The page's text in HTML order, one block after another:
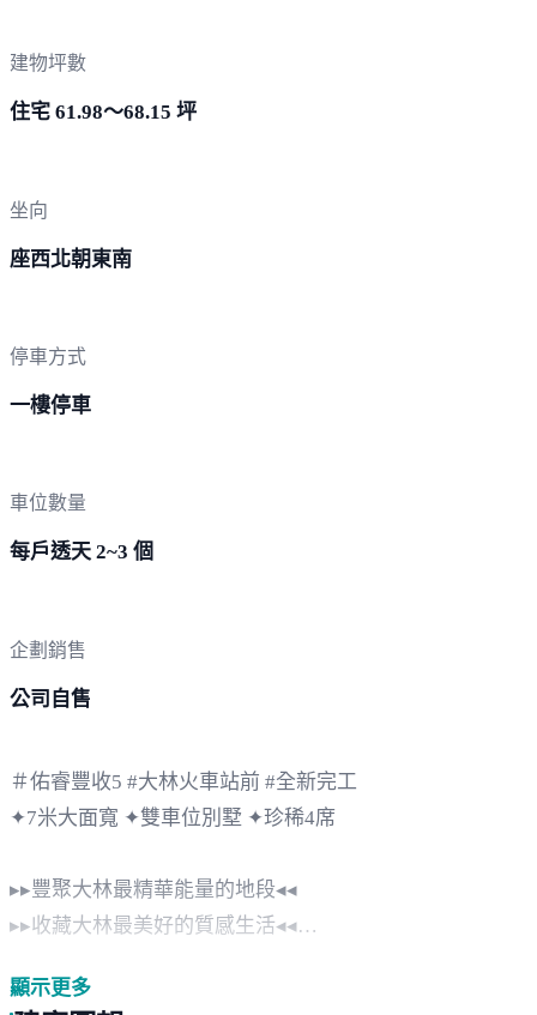
建物坪數
住宅 61.98～68.15 坪
坐向
座西北朝東南
停車方式
一樓停車
車位數量
每戶透天 2~3 個
企劃銷售
公司自售
＃佑睿豐收5 #大林火車站前 #全新完工
✦7米大面寬 ✦雙車位別墅 ✦珍稀4席
▸▸豐聚大林最精華能量的地段◂◂
▸▸收藏大林最美好的質感生活◂◂
中山路、中正路精彩機能一次完美擁有
顯示更多